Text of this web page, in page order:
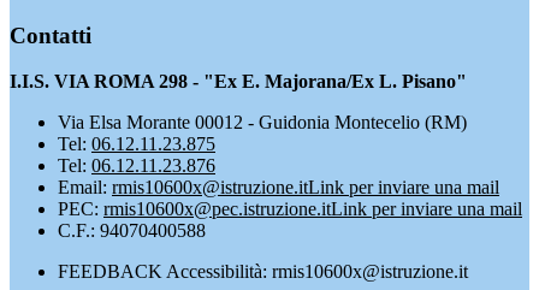
Contatti
I.I.S. VIA ROMA 298 - "Ex E. Majorana/Ex L. Pisano"
Via Elsa Morante 00012 - Guidonia Montecelio (RM)
Tel: 06.12.11.23.875
Tel: 06.12.11.23.876
Email: rmis10600x@istruzione.itLink per inviare una mail
PEC: rmis10600x@pec.istruzione.itLink per inviare una mail
C.F.: 94070400588
FEEDBACK Accessibilità: rmis10600x@istruzione.it